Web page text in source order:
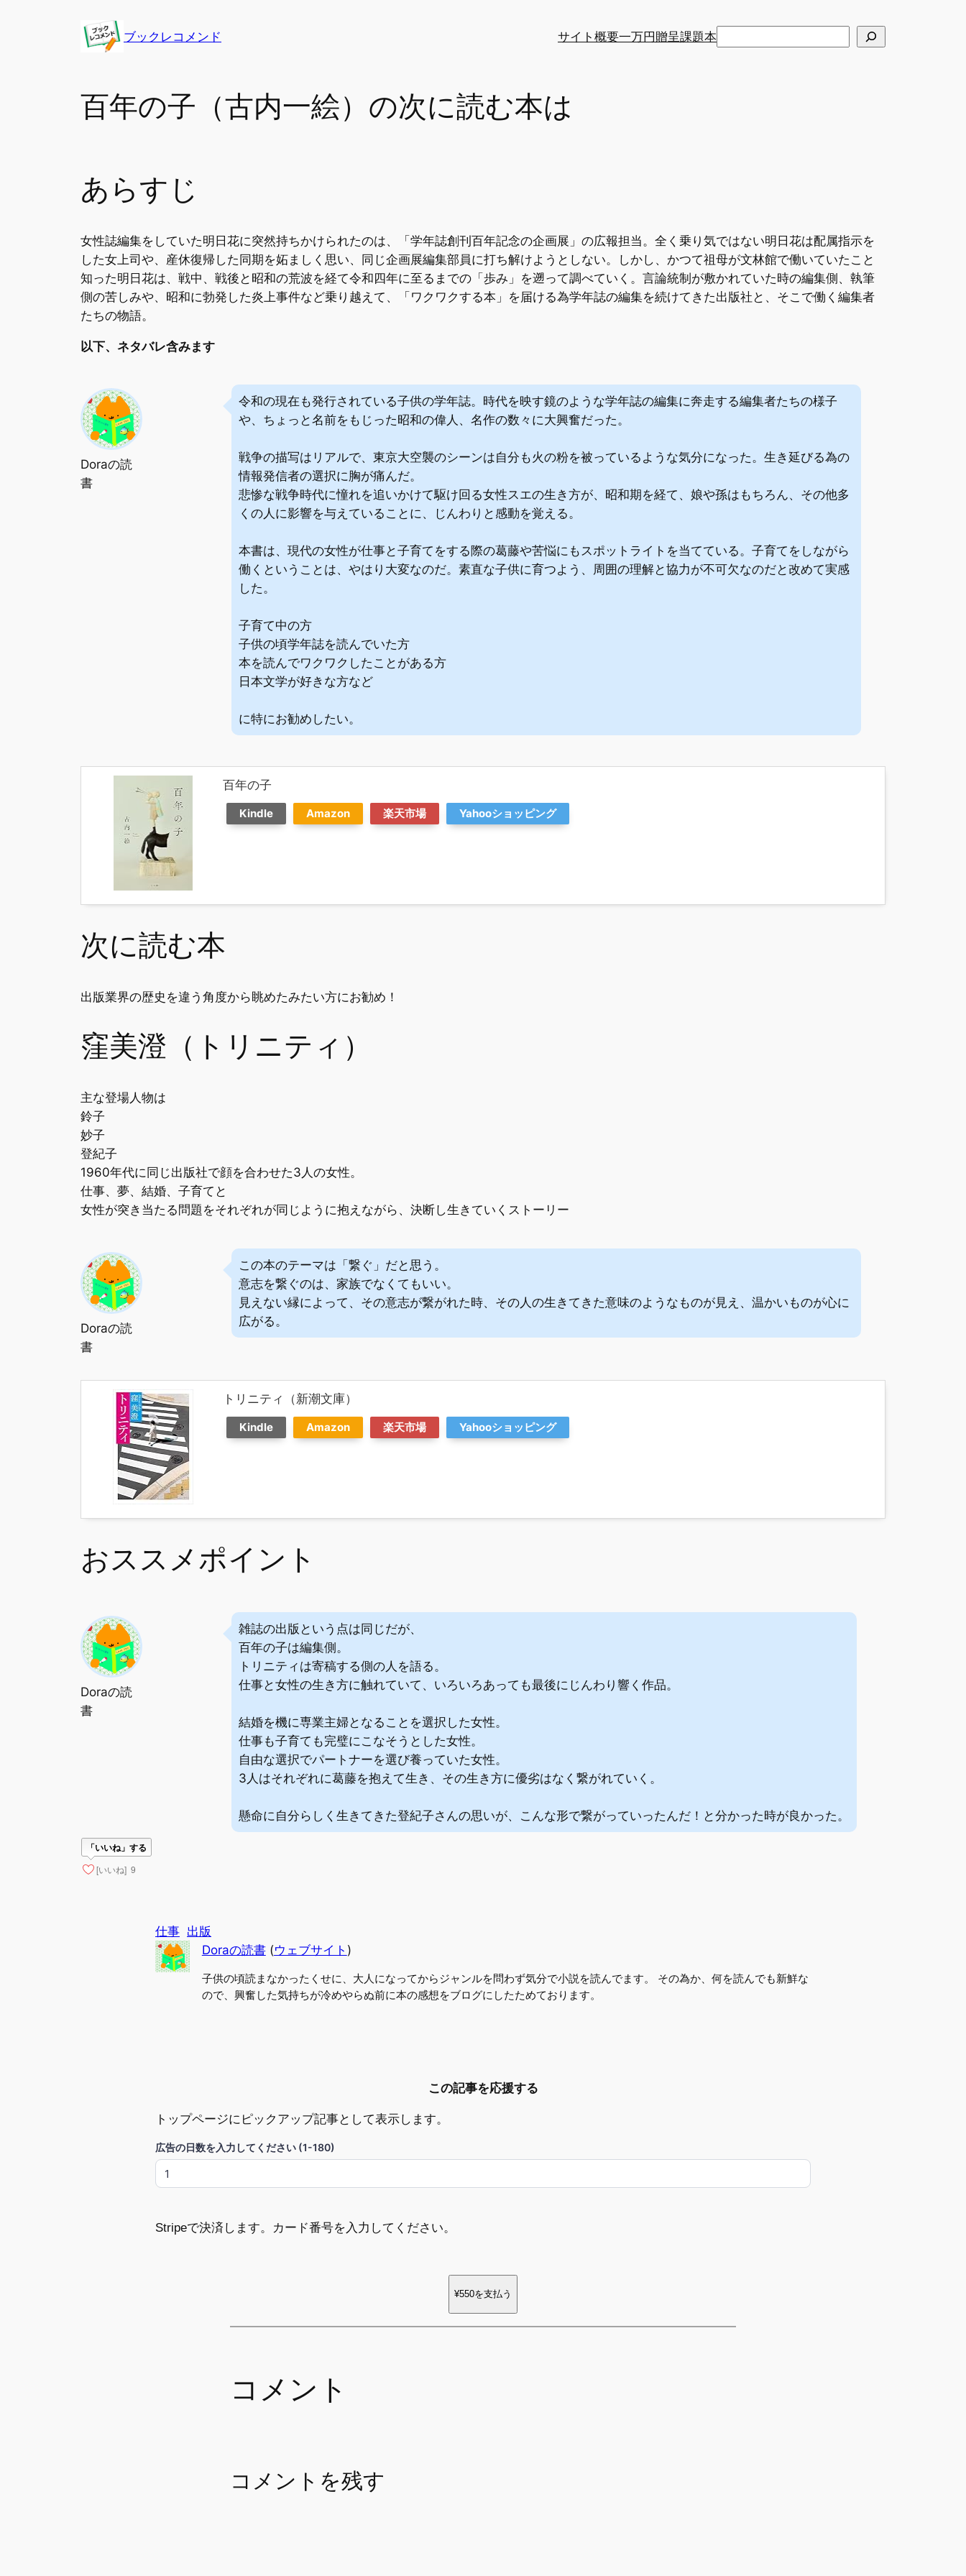
ブックレコメンド サイト概要一万円贈呈課題本
百年の子（古内一絵）の次に読む本は
あらすじ
女性誌編集をしていた明日花に突然持ちかけられたのは、「学年誌創刊百年記念の企画展」の広報担当。全く乗り気ではない明日花は配属指示を
した女上司や、産休復帰した同期を妬ましく思い、同じ企画展編集部員に打ち解けようとしない。しかし、かつて祖母が文林館で働いていたこと
知った明日花は、戦中、戦後と昭和の荒波を経て令和四年に至るまでの「歩み」を遡って調べていく。言論統制が敷かれていた時の編集側、執筆
側の苦しみや、昭和に勃発した炎上事件など乗り越えて、「ワクワクする本」を届ける為学年誌の編集を続けてきた出版社と、そこで働く編集者
たちの物語。
以下、ネタバレ含みます
Doraの読
書
令和の現在も発行されている子供の学年誌。時代を映す鏡のような学年誌の編集に奔走する編集者たちの様子
や、ちょっと名前をもじった昭和の偉人、名作の数々に大興奮だった。
戦争の描写はリアルで、東京大空襲のシーンは自分も火の粉を被っているような気分になった。生き延びる為の
情報発信者の選択に胸が痛んだ。
悲惨な戦争時代に憧れを追いかけて駆け回る女性スエの生き方が、昭和期を経て、娘や孫はもちろん、その他多
くの人に影響を与えていることに、じんわりと感動を覚える。
本書は、現代の女性が仕事と子育てをする際の葛藤や苦悩にもスポットライトを当てている。子育てをしながら
働くということは、やはり大変なのだ。素直な子供に育つよう、周囲の理解と協力が不可欠なのだと改めて実感
した。
子育て中の方
子供の頃学年誌を読んでいた方
本を読んでワクワクしたことがある方
日本文学が好きな方など
に特にお勧めしたい。
百年の子
Kindle Amazon 楽天市場 Yahooショッピング
次に読む本
出版業界の歴史を違う角度から眺めたみたい方にお勧め！
窪美澄（トリニティ）
主な登場人物は
鈴子
妙子
登紀子
1960年代に同じ出版社で顔を合わせた3人の女性。
仕事、夢、結婚、子育てと
女性が突き当たる問題をそれぞれが同じように抱えながら、決断し生きていくストーリー
Doraの読
書
この本のテーマは「繋ぐ」だと思う。
意志を繋ぐのは、家族でなくてもいい。
見えない縁によって、その意志が繋がれた時、その人の生きてきた意味のようなものが見え、温かいものが心に
広がる。
トリニティ（新潮文庫）
Kindle Amazon 楽天市場 Yahooショッピング
おススメポイント
Doraの読
書
雑誌の出版という点は同じだが、
百年の子は編集側。
トリニティは寄稿する側の人を語る。
仕事と女性の生き方に触れていて、いろいろあっても最後にじんわり響く作品。
結婚を機に専業主婦となることを選択した女性。
仕事も子育ても完璧にこなそうとした女性。
自由な選択でパートナーを選び養っていた女性。
3人はそれぞれに葛藤を抱えて生き、その生き方に優劣はなく繋がれていく。
懸命に自分らしく生きてきた登紀子さんの思いが、こんな形で繋がっていったんだ！と分かった時が良かった。
「いいね」する
[いいね] 9
仕事 出版
Doraの読書(ウェブサイト )
子供の頃読まなかったくせに、大人になってからジャンルを問わず気分で小説を読んでます。 その為か、何を読んでも新鮮な
ので、興奮した気持ちが冷めやらぬ前に本の感想をブログにしたためております。
この記事を応援する
トップページにピックアップ記事として表示します。
広告の日数を入力してください (1-180)
Stripeで決済します。カード番号を入力してください。
¥550を支払う
コメント
コメントを残す